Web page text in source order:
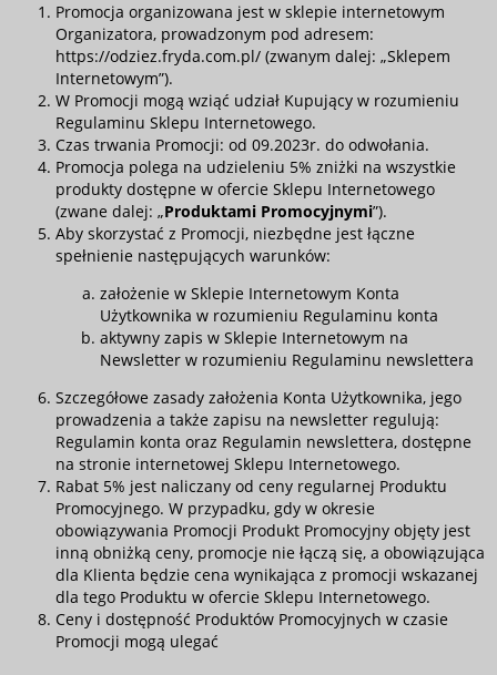
Promocja organizowana jest w sklepie internetowym
Organizatora, prowadzonym pod adresem:
https://odziez.fryda.com.pl/ (zwanym dalej: „Sklepem
Internetowym”).
W Promocji mogą wziąć udział Kupujący w rozumieniu
Regulaminu Sklepu Internetowego.
Czas trwania Promocji: od 09.2023r. do odwołania.
Promocja polega na udzieleniu 5% zniżki na wszystkie
produkty dostępne w ofercie Sklepu Internetowego
(zwane dalej: „Produktami Promocyjnymi”).
Aby skorzystać z Promocji, niezbędne jest łączne
spełnienie następujących warunków:
założenie w Sklepie Internetowym Konta
Użytkownika w rozumieniu Regulaminu konta
aktywny zapis w Sklepie Internetowym na
Newsletter w rozumieniu Regulaminu newslettera
Szczegółowe zasady założenia Konta Użytkownika, jego
prowadzenia a także zapisu na newsletter regulują:
Regulamin konta oraz Regulamin newslettera, dostępne
na stronie internetowej Sklepu Internetowego.
Rabat 5% jest naliczany od ceny regularnej Produktu
Promocyjnego. W przypadku, gdy w okresie
obowiązywania Promocji Produkt Promocyjny objęty jest
inną obniżką ceny, promocje nie łączą się, a obowiązująca
dla Klienta będzie cena wynikająca z promocji wskazanej
dla tego Produktu w ofercie Sklepu Internetowego.
Ceny i dostępność Produktów Promocyjnych w czasie
Promocji mogą ulegać